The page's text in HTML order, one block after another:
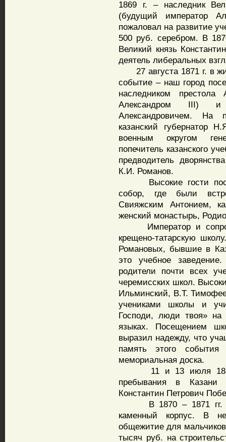
1869 г. – наследник
(будущий император
пожаловал на развитие
500 руб. серебром. В
Великий князь
деятель либеральных
27 августа 1871 г. в
событие – наш город
наследником престола
Александром III) и
Александровичем. На
казанский губернатор
военным округом
попечитель казанского
предводитель
К.И. Романов.
Высокие гости
собор, где были
Свияжским Антонием,
женский монастырь,
Император и
крещено-татарскую
Романовых, бывшие в
это учебное
родители почти всех
черемисских школ.
Ильминский, В.Т.
учениками школы и
Господи, люди твоя» на
языках. Посещением
выразил надежду, что
память этого
мемориальная доска.
11 и 13 июля 1885
пребывания в Казани
Константин Петрович
В 1870 – 1871 гг.
каменный корпус. В
общежитие для
тысяч руб. на